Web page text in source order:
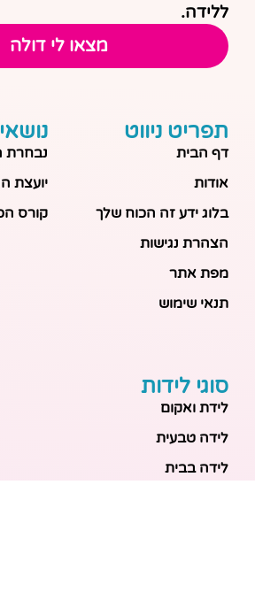
ללידה.
מצאו לי דולה
תפריט ניווט
דף הבית
אודות
בלוג ידע זה הכוח שלך
הצהרת נגישות
מפת אתר
תנאי שימוש
נבחרת
יועצת
קורס
סוגי לידות
לידת ואקום
לידה טבעית
לידה בבית